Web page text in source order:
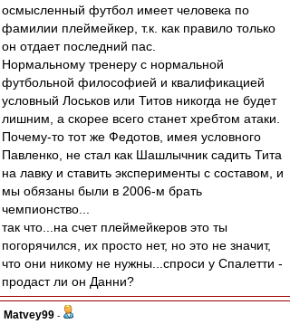
осмысленный футбол имеет человека по
фамилии плеймейкер, т.к. как правило только
он отдает последний пас.
Нормальному тренеру с нормальной
футбольной философией и квалификацией
условный Лоськов или Титов никогда не будет
лишним, а скорее всего станет хребтом атаки.
Почему-то тот же Федотов, имея условного
Павленко, не стал как Шашлычник садить Тита
на лавку и ставить эксперименты с составом, и
мы обязаны были в 2006-м брать
чемпионство...
так что...на счет плеймейкеров это ты
погорячился, их просто нет, но это не значит,
что они никому не нужны...спроси у Спалетти -
продаст ли он Данни?
Matvey99 -